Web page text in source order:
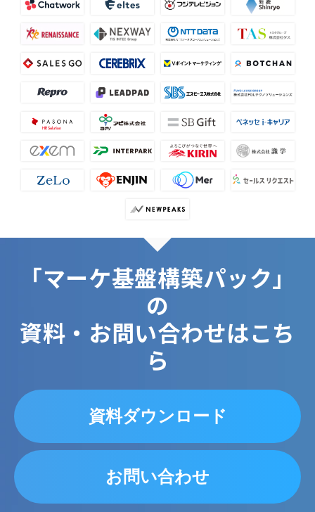
「マーケ基盤構築パック」
の
資料・お問い合わせはこち
ら
資料ダウンロード
お問い合わせ